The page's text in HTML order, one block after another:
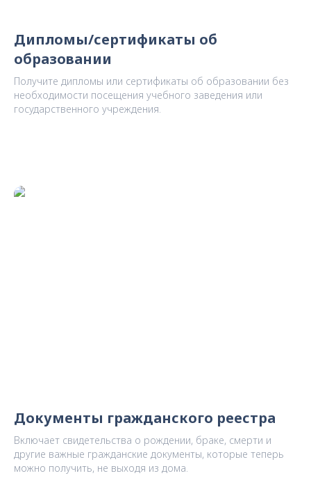
Дипломы/сертификаты об
образовании
Получите дипломы или сертификаты об образовании без
необходимости посещения учебного заведения или
государственного учреждения.
Документы гражданского реестра
Включает свидетельства о рождении, браке, смерти и
другие важные гражданские документы, которые теперь
можно получить, не выходя из дома.